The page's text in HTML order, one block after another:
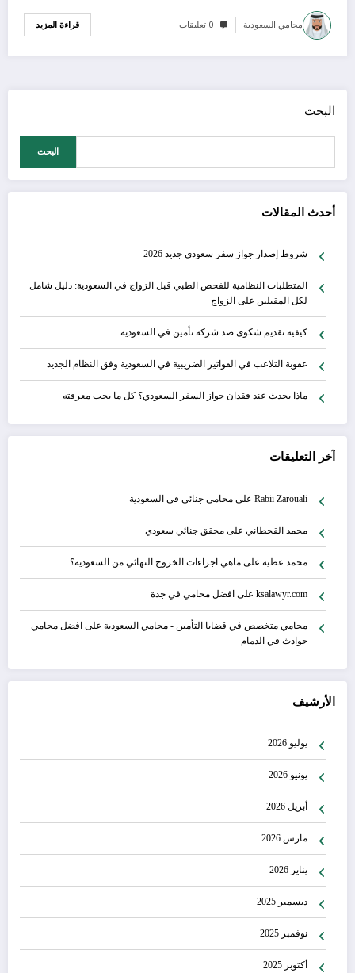
محامي السعودية 0 تعليقات قراءة المزيد
البحث
البحث
أحدث المقالات
شروط إصدار جواز سفر سعودي جديد 2026
المتطلبات النظامية للفحص الطبي قبل الزواج في السعودية: دليل شامل
لكل المقبلين على الزواج
كيفية تقديم شكوى ضد شركة تأمين في السعودية
عقوبة التلاعب في الفواتير الضريبية في السعودية وفق النظام الجديد
ماذا يحدث عند فقدان جواز السفر السعودي؟ كل ما يجب معرفته
آخر التعليقات
Rabii Zarouali على محامي جنائي في السعودية
محمد القحطاني على محقق جنائي سعودي
محمد عطية على ماهي اجراءات الخروج النهائي من السعودية؟
ksalawyr.com على افضل محامي في جدة
محامي متخصص في قضايا التأمين - محامي السعودية على افضل محامي
حوادث في الدمام
الأرشيف
يوليو 2026
يونيو 2026
أبريل 2026
مارس 2026
يناير 2026
ديسمبر 2025
نوفمبر 2025
أكتوبر 2025